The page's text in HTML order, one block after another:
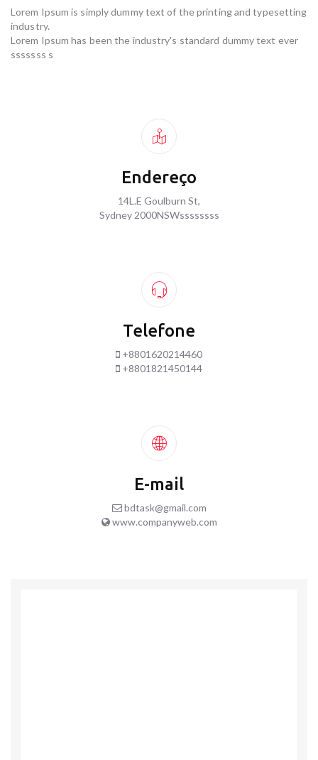
Lorem Ipsum is simply dummy text of the printing and typesetting
industry.
Lorem Ipsum has been the industry's standard dummy text ever
sssssss s
Endereço
14L.E Goulburn St,
Sydney 2000NSWssssssss
Telefone
+8801620214460
+8801821450144
E-mail
bdtask@gmail.com
www.companyweb.com